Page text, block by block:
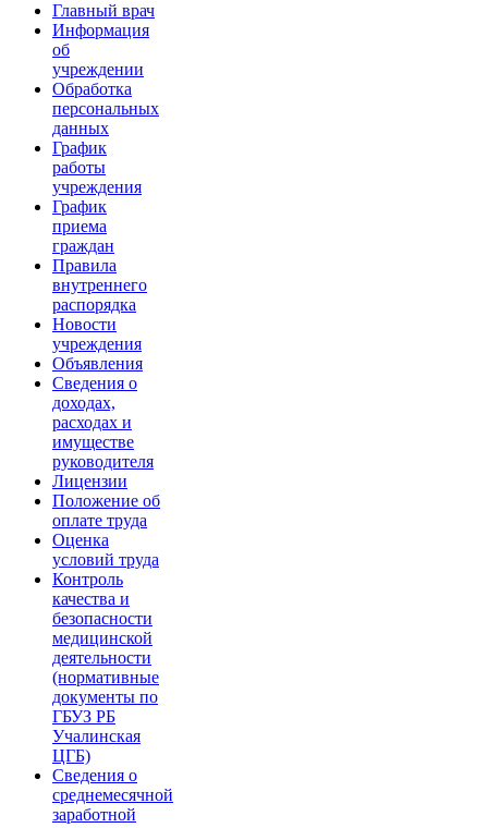
Главный врач
Информация
об
учреждении
Обработка
персональных
данных
График
работы
учреждения
График
приема
граждан
Правила
внутреннего
распорядка
Новости
учреждения
Объявления
Сведения о
доходах,
расходах и
имуществе
руководителя
Лицензии
Положение об
оплате труда
Оценка
условий труда
Контроль
качества и
безопасности
медицинской
деятельности
(нормативные
документы по
ГБУЗ РБ
Учалинская
ЦГБ)
Сведения о
среднемесячной
заработной